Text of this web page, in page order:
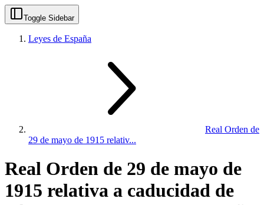
Toggle Sidebar
Leyes de España
Real Orden de
29 de mayo de 1915 relativ...
Real Orden de 29 de mayo de
1915 relativa a caducidad de